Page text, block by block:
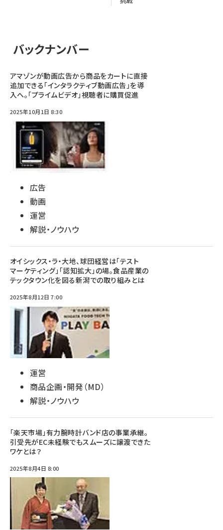
バックナンバー
アマゾンが動画広告から商品をカートに直接
追加できる「インタラクティブ動画広告」を導
入へ。「プライムビデオ」視聴者に購買促進
2025年10月1日 8:30
広告
動画
運営
解説・ノウハウ
オイシックス・ラ・大地、球団経営は「テスト
マーケティング」「認知拡大」の場。食品産業の
テックタウン化を図る新潟での取り組みとは
2025年8月12日 7:00
運営
商品企画・開発（MD）
解説・ノウハウ
「楽天市場」有力腕時計バンド店の事業承継。
引受先がEC未経験でもスムーズに譲渡できた
ワケとは？
2025年8月4日 8:00